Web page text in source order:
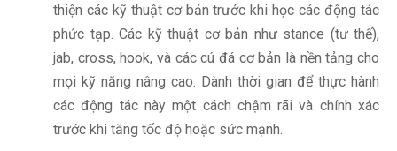
thiện các kỹ thuật cơ bản trước khi học các động tác
phức tạp. Các kỹ thuật cơ bản như stance (tư thế),
jab, cross, hook, và các cú đá cơ bản là nền tảng cho
mọi kỹ năng nâng cao. Dành thời gian để thực hành
các động tác này một cách chậm rãi và chính xác
trước khi tăng tốc độ hoặc sức mạnh.